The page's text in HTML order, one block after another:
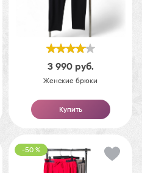
3 990 руб.
Женские брюки
Купить
-50 %